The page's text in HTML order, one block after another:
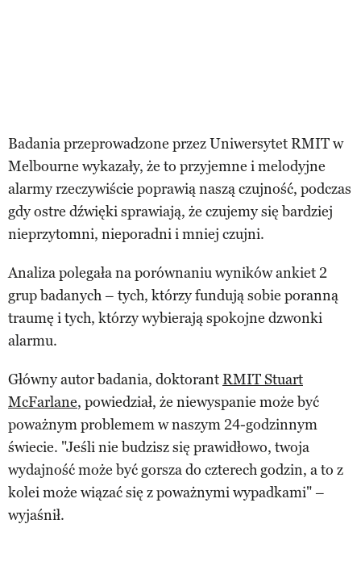
Badania przeprowadzone przez Uniwersytet RMIT w
Melbourne wykazały, że to przyjemne i melodyjne
alarmy rzeczywiście poprawią naszą czujność, podczas
gdy ostre dźwięki sprawiają, że czujemy się bardziej
nieprzytomni, nieporadni i mniej czujni.
Analiza polegała na porównaniu wyników ankiet 2
grup badanych – tych, którzy fundują sobie poranną
traumę i tych, którzy wybierają spokojne dzwonki
alarmu.
Główny autor badania, doktorant RMIT Stuart
McFarlane, powiedział, że niewyspanie może być
poważnym problemem w naszym 24-godzinnym
świecie. "Jeśli nie budzisz się prawidłowo, twoja
wydajność może być gorsza do czterech godzin, a to z
kolei może wiązać się z poważnymi wypadkami" –
wyjaśnił.